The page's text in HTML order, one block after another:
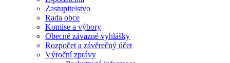
Zastupitelstvo
Rada obce
Komise a výbory
Obecně závazné vyhlášky
Rozpočet a závěrečný účet
Výroční zprávy